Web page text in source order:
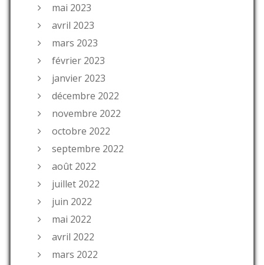
mai 2023
avril 2023
mars 2023
février 2023
janvier 2023
décembre 2022
novembre 2022
octobre 2022
septembre 2022
août 2022
juillet 2022
juin 2022
mai 2022
avril 2022
mars 2022